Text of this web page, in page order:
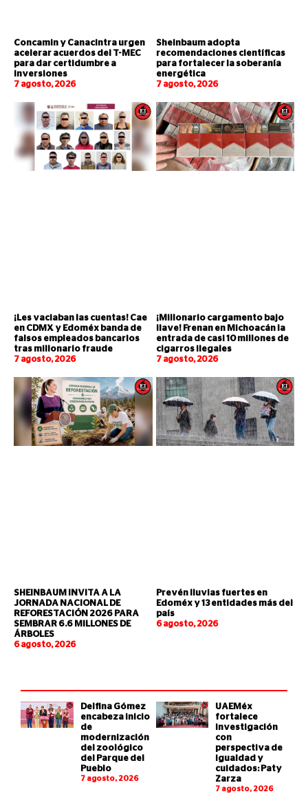
Concamin y Canacintra urgen
acelerar acuerdos del T-MEC
para dar certidumbre a
inversiones
7 agosto, 2026
Sheinbaum adopta
recomendaciones científicas
para fortalecer la soberanía
energética
7 agosto, 2026
¡Les vaciaban las cuentas! Cae
en CDMX y Edoméx banda de
falsos empleados bancarios
tras millonario fraude
7 agosto, 2026
¡Millonario cargamento bajo
llave! Frenan en Michoacán la
entrada de casi 10 millones de
cigarros ilegales
7 agosto, 2026
SHEINBAUM INVITA A LA
JORNADA NACIONAL DE
REFORESTACIÓN 2026 PARA
SEMBRAR 6.6 MILLONES DE
ÁRBOLES
6 agosto, 2026
Prevén lluvias fuertes en
Edoméx y 13 entidades más del
país
6 agosto, 2026
Delfina Gómez
encabeza inicio
de
modernización
del zoológico
del Parque del
Pueblo
7 agosto, 2026
UAEMéx
fortalece
investigación
con
perspectiva de
igualdad y
cuidados: Paty
Zarza
7 agosto, 2026